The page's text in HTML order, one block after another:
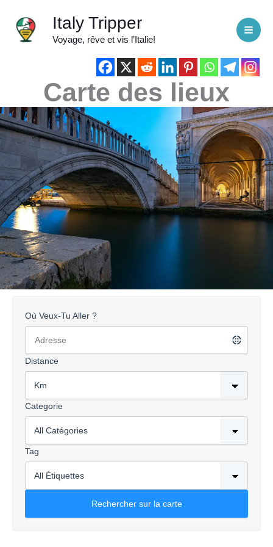
contenu
Italy Tripper
Voyage, rêve et vis l’Italie!
Carte des lieux
Où Veux-Tu Aller ?
Distance
Categorie
Tag